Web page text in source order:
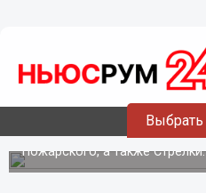
Выбрать
18.06.201809:52
Центр Нижнего
в пробках 18 июня
Движение перекрыто в
Пожарского, а также Стрелки.